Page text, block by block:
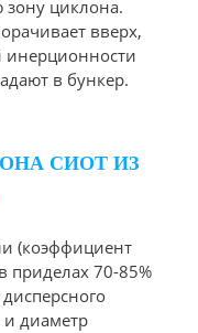
зону циклона.
вверх,
инерционности
в бункер.
СИОТ ИЗ
(коэффициент
приделах 70-85%
и диаметр